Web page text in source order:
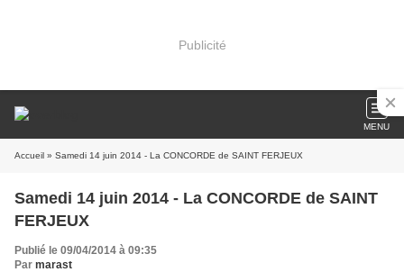
Publicité
MENU
Accueil » Samedi 14 juin 2014 - La CONCORDE de SAINT FERJEUX
Samedi 14 juin 2014 - La CONCORDE de SAINT
FERJEUX
Publié le 09/04/2014 à 09:35
Par marast